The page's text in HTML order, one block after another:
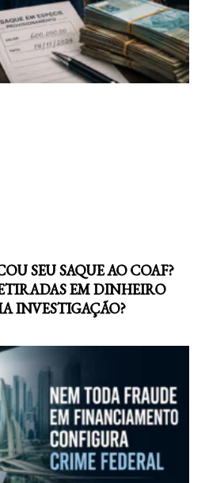
SEU SAQUE AO COAF?
EM DINHEIRO
INVESTIGAÇÃO?